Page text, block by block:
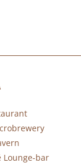
Lounge-bar